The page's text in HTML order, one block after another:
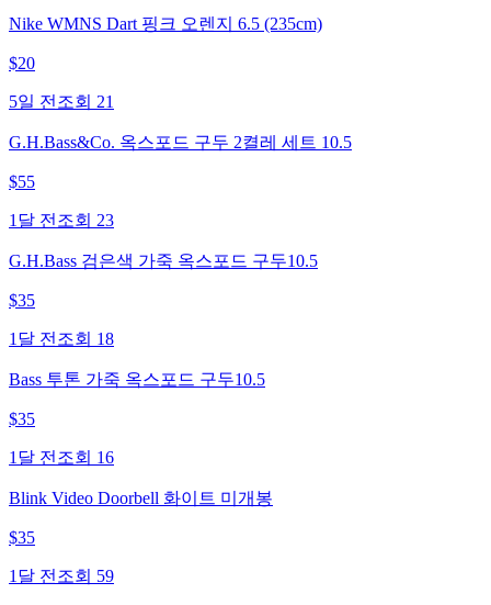
Nike WMNS Dart 핑크 오렌지 6.5 (235cm)
$20
5일 전 조회 21
G.H.Bass&Co. 옥스포드 구두 2켤레 세트 10.5
$55
1달 전 조회 23
G.H.Bass 검은색 가죽 옥스포드 구두10.5
$35
1달 전 조회 18
Bass 투톤 가죽 옥스포드 구두10.5
$35
1달 전 조회 16
Blink Video Doorbell 화이트 미개봉
$35
1달 전 조회 59